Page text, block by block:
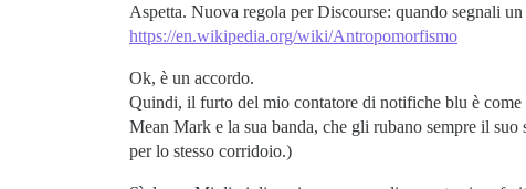
Aspetta. Nuova regola per Discourse: quando segnali
https://en.wikipedia.org/wiki/Antropomorfismo
Ok, è un accordo.
Quindi, il furto del mio contatore di notifiche blu è
Mean Mark e la sua banda, che gli rubano sempre il
per lo stesso corridoio.)